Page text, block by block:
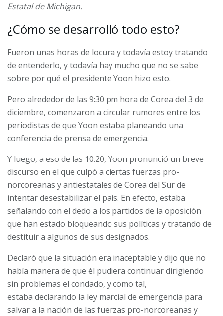
Estatal de Michigan.
¿Cómo se desarrolló todo esto?
Fueron unas horas de locura y todavía estoy tratando
de entenderlo, y todavía hay mucho que no se sabe
sobre por qué el presidente Yoon hizo esto.
Pero alrededor de las 9:30 pm hora de Corea del 3 de
diciembre, comenzaron a circular rumores entre los
periodistas de que Yoon estaba planeando una
conferencia de prensa de emergencia.
Y luego, a eso de las 10:20, Yoon pronunció un breve
discurso en el que culpó a ciertas fuerzas pro-
norcoreanas y antiestatales de Corea del Sur de
intentar desestabilizar el país. En efecto, estaba
señalando con el dedo a los partidos de la oposición
que han estado bloqueando sus políticas y tratando de
destituir a algunos de sus designados.
Declaró que la situación era inaceptable y dijo que no
había manera de que él pudiera continuar dirigiendo
sin problemas el condado, y como tal,
estaba declarando la ley marcial de emergencia para
salvar a la nación de las fuerzas pro-norcoreanas y